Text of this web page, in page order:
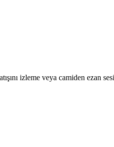
izleme veya camiden ezan